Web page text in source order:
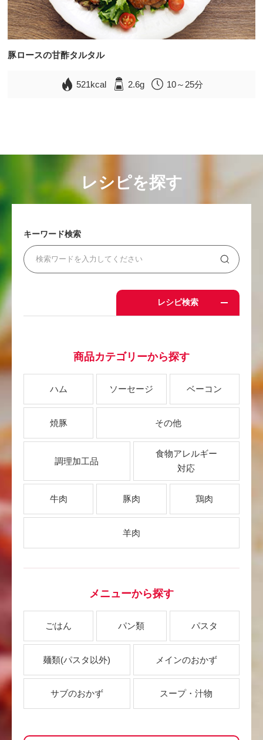
豚ロースの甘酢タルタル
521kcal 2.6g 10～25分
レシピを探す
キーワード検索
レシピ検索
商品カテゴリーから探す
ハム ソーセージ ベーコン
焼豚 その他
調理加工品
食物アレルギー
対応
牛肉 豚肉 鶏肉
羊肉
メニューから探す
ごはん パン類 パスタ
麺類(パスタ以外) メインのおかず
サブのおかず スープ・汁物